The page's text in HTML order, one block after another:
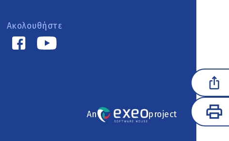
Ακολουθήστε
An project